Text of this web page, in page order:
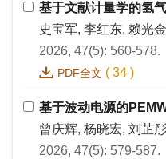
基于文献计量学的氢
史宝军, 李红东, 赖光
2026, 47(5): 560-578.
PDF全文 ( 34 )
基于波动电源的
曾庆辉, 杨晓宏, 刘芷
2026, 47(5): 579-587.